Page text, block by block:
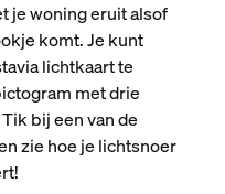
je woning eruit alsof
komt. Je kunt
lichtkaart te
met drie
bij een van de
zie hoe je lichtsnoer